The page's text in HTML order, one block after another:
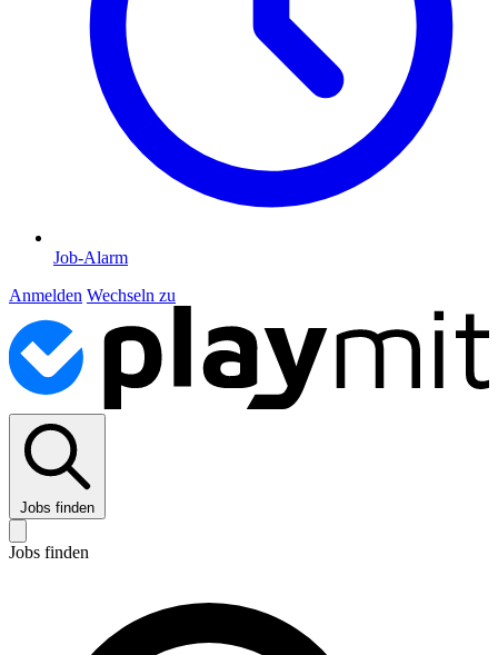
Job-Alarm
Anmelden Wechseln zu
Jobs finden
Jobs finden